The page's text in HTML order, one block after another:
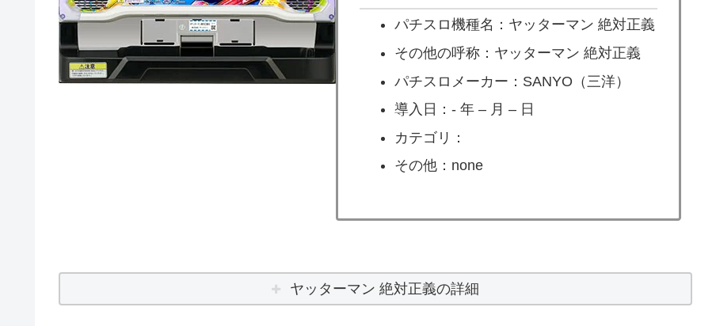
パチスロ機種名：ヤッターマン 絶対正義
その他の呼称：ヤッターマン 絶対正義
パチスロメーカー：SANYO（三洋）
導入日：- 年 – 月 – 日
カテゴリ：
その他：none
ヤッターマン 絶対正義の詳細